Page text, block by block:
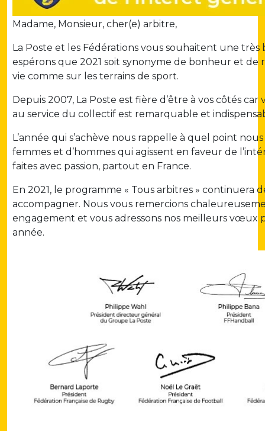
Madame, Monsieur, cher(e) arbitre,
La Poste et les Fédérations vous souhaitent une très
espérons que 2021 soit synonyme de bonheur et de
vie comme sur les terrains de sport.
Depuis 2007, La Poste est fière d’être à vos côtés
au service du collectif est remarquable et
L’année qui s’achève nous rappelle à quel point
femmes et d’hommes qui agissent en faveur de
faites avec passion, partout en France.
En 2021, le programme « Tous arbitres » continuera
accompagner. Nous vous remercions
engagement et vous adressons nos meilleurs vœux
année.